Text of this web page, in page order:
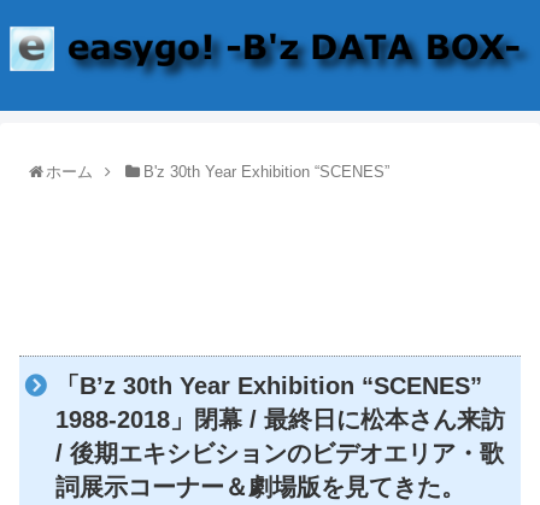
ホーム B'z 30th Year Exhibition “SCENES”
「B’z 30th Year Exhibition “SCENES”
1988-2018」閉幕 / 最終日に松本さん来訪
/ 後期エキシビションのビデオエリア・歌
詞展示コーナー＆劇場版を見てきた。